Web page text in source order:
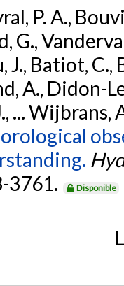
P. A.,
G.,
J., Batiot, C.,
A., Didon-
... Wijbrans,
3761. Disponible